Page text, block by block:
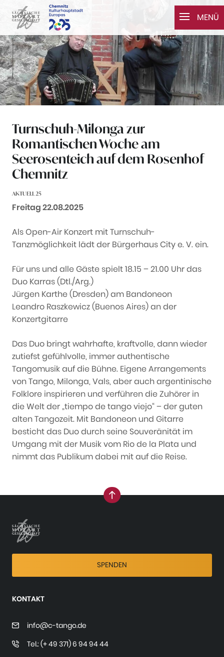
Zum Inhalt springen
MENÜ
Turnschuh-Milonga zur
Romantischen Woche am
Seerosenteich auf dem Rosenhof
Chemnitz
AKTUELL 25
Datum:
Freitag 22.08.2025
Als Open-Air Konzert mit Turnschuh-
Tanzmöglichkeit lädt der Bürgerhaus City e. V. ein.
Für uns und alle Gäste spielt 18.15 – 21.00 Uhr das
Duo Karras (Dtl./Arg.)
Jürgen Karthe (Dresden) am Bandoneon
Leandro Raszkewicz (Buenos Aires) an der
Konzertgitarre
Das Duo bringt wahrhafte, kraftvolle, dann wieder
zutiefst gefühlvolle, immer authentische
Tangomusik auf die Bühne. Eigene Arrangements
von Tango, Milonga, Vals, aber auch argentinische
Folklore inspirieren und verführen die Zuhörer in
die Welt der „tiempo de tango viejo“ – der guten
alten Tangozeit. Mit Bandoneon und Gitarre
besticht das Duo durch seine Souveränität im
Umgang mit der Musik vom Rio de la Plata und
nimmt das Publikum dabei mit auf die Reise.
nach oben
SPENDEN
KONTAKT
info@c-tango.de
Tel.: (+ 49 371) 6 94 94 44